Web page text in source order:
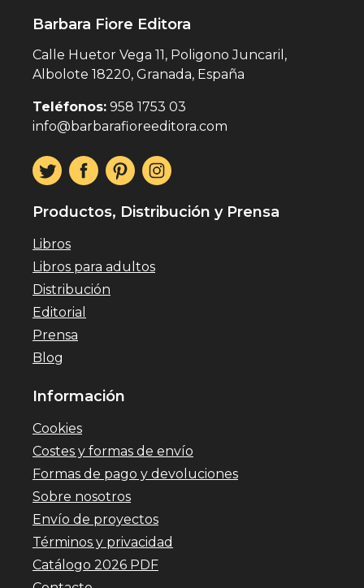
Barbara Fiore Editora
Calle Huetor Vega 11, Poligono Juncaril,
Albolote 18220, Granada, España
Teléfonos: 958 1753 03
info@barbarafioreeditora.com
Productos, Distribución y Prensa
Libros
Libros para adultos
Distribución
Editorial
Prensa
Blog
Información
Cookies
Costes y formas de envío
Formas de pago y devoluciones
Sobre nosotros
Envío de proyectos
Términos y privacidad
Catálogo 2026 PDF